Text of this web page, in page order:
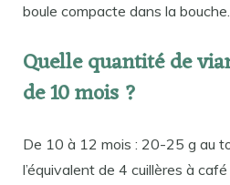
boule compacte dans la bouche.
Quelle quantité de
de 10 mois ?
De 10 à 12 mois : 20-25 g au
l’équivalent de 4 cuillères à